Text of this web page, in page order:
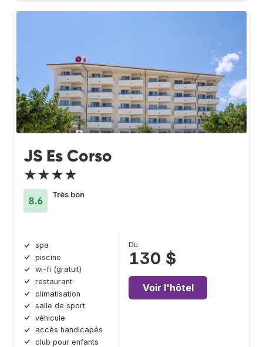
JS Es Corso
★★★★
8.6
Très bon
spa
piscine
wi-fi (gratuit)
restaurant
climatisation
salle de sport
véhicule
accès handicapés
club pour enfants
Du
130 $
Voir l'hôtel